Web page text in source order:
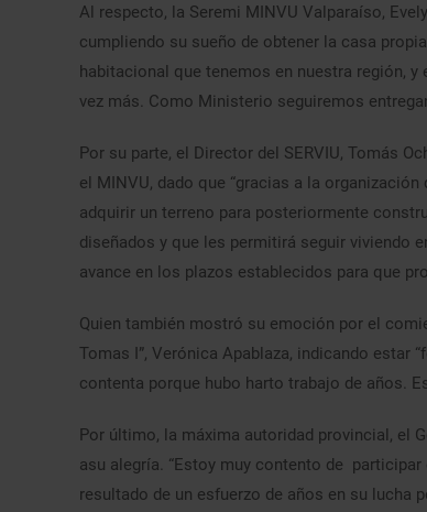
Al respecto, la Seremi MINVU Valparaíso,
cumpliendo su sueño de obtener la casa
habitacional que tenemos en nuestra región,
vez más. Como Ministerio seguiremos
Por su parte, el Director del SERVIU, Tomás
el MINVU, dado que “gracias a la
adquirir un terreno para posteriormente
diseñados y que les permitirá seguir viviendo
avance en los plazos establecidos para que
Quien también mostró su emoción por el
Tomas I”, Verónica Apablaza, indicando
contenta porque hubo harto trabajo de años.
Por último, la máxima autoridad provincial, el
asu alegría. “Estoy muy contento de
resultado de un esfuerzo de años en su lucha